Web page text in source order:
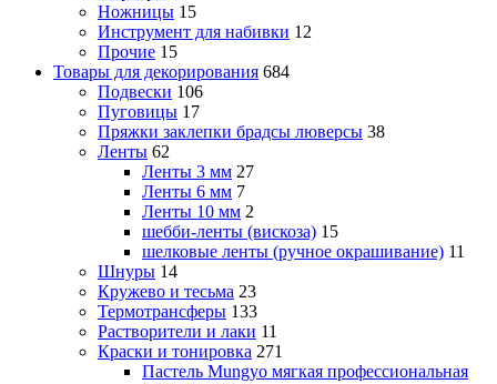
Ножницы 15
Инструмент для набивки 12
Прочие 15
Товары для декорирования 684
Подвески 106
Пуговицы 17
Пряжки заклепки брадсы люверсы 38
Ленты 62
Ленты 3 мм 27
Ленты 6 мм 7
Ленты 10 мм 2
шебби-ленты (вискоза) 15
шелковые ленты (ручное окрашивание) 11
Шнуры 14
Кружево и тесьма 23
Термотрансферы 133
Растворители и лаки 11
Краски и тонировка 271
Пастель Mungyo мягкая профессиональная